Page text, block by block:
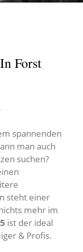
Forst
spannenden
man auch
suchen?
steht einer
mehr im
ist der ideal
& Profis.